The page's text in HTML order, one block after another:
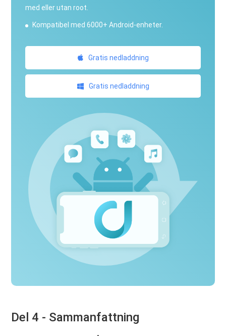
med eller utan root.
Kompatibel med 6000+ Android-enheter.
Gratis nedladdning
Gratis nedladdning
Del 4 - Sammanfattning